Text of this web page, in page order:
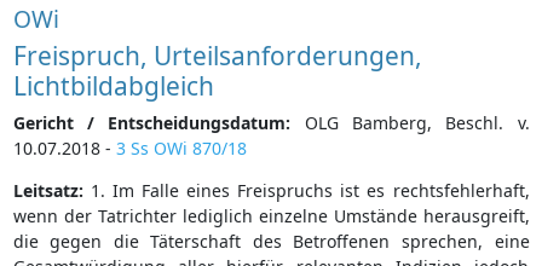
OWi
Freispruch, Urteilsanforderungen,
Lichtbildabgleich
Gericht / Entscheidungsdatum: OLG Bamberg, Beschl. v.
10.07.2018 - 3 Ss OWi 870/18
Leitsatz: 1. Im Falle eines Freispruchs ist es rechtsfehlerhaft,
wenn der Tatrichter lediglich einzelne Umstände herausgreift,
die gegen die Täterschaft des Betroffenen sprechen, eine